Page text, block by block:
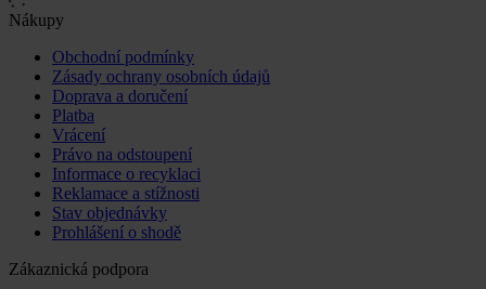
Nákupy
Obchodní podmínky
Zásady ochrany osobních údajů
Doprava a doručení
Platba
Vrácení
Právo na odstoupení
Informace o recyklaci
Reklamace a stížnosti
Stav objednávky
Prohlášení o shodě
Zákaznická podpora